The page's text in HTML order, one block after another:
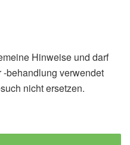
(AGES): Salmonellen,
Hinweise und darf
behandlung verwendet
nicht ersetzen.